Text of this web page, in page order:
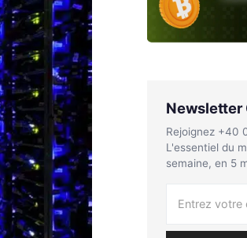
Newsletter
Rejoignez +40
L'essentiel du
semaine, en 5